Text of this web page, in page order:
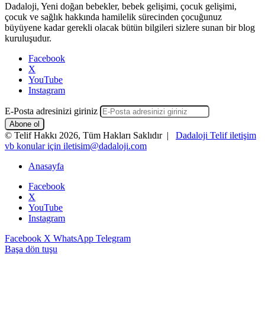
Dadaloji, Yeni doğan bebekler, bebek gelişimi, çocuk gelişimi,
çocuk ve sağlık hakkında hamilelik sürecinden çocuğunuz
büyüyene kadar gerekli olacak bütün bilgileri sizlere sunan bir blog
kuruluşudur.
Facebook
X
YouTube
Instagram
E-Posta adresinizi giriniz
© Telif Hakkı 2026, Tüm Hakları Saklıdır | Dadaloji Telif iletişim
vb konular için iletisim@dadaloji.com
Anasayfa
Facebook
X
YouTube
Instagram
Facebook X WhatsApp Telegram
Başa dön tuşu